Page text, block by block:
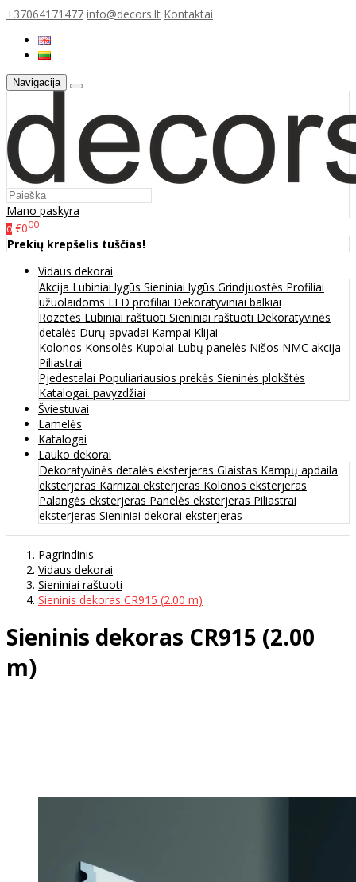
+37064171477 info@decors.lt Kontaktai
Navigacija
Mano paskyra
0 €000
Prekių krepšelis tuščias!
Vidaus dekorai
Akcija Lubiniai lygūs Sieniniai lygūs Grindjuostės Profiliai
užuolaidoms LED profiliai Dekoratyviniai balkiai
Rozetės Lubiniai raštuoti Sieniniai raštuoti Dekoratyvinės
detalės Durų apvadai Kampai Klijai
Kolonos Konsolės Kupolai Lubų panelės Nišos NMC akcija
Piliastrai
Pjedestalai Populiariausios prekės Sieninės plokštės
Katalogai. pavyzdžiai
Šviestuvai
Lamelės
Katalogai
Lauko dekorai
Dekoratyvinės detalės eksterjeras Glaistas Kampų apdaila
eksterjeras Karnizai eksterjeras Kolonos eksterjeras
Palangės eksterjeras Panelės eksterjeras Piliastrai
eksterjeras Sieniniai dekorai eksterjeras
Pagrindinis
Vidaus dekorai
Sieniniai raštuoti
Sieninis dekoras CR915 (2.00 m)
Sieninis dekoras CR915 (2.00
m)